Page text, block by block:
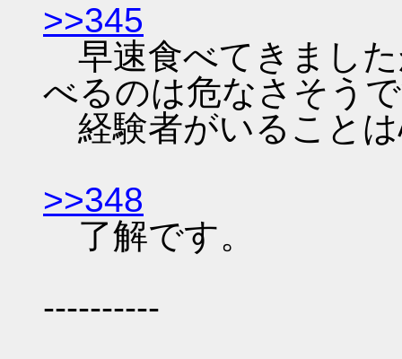
>>345
早速食べてきまし
べるのは危なさそう
経験者がいること
>>348
了解です。
----------